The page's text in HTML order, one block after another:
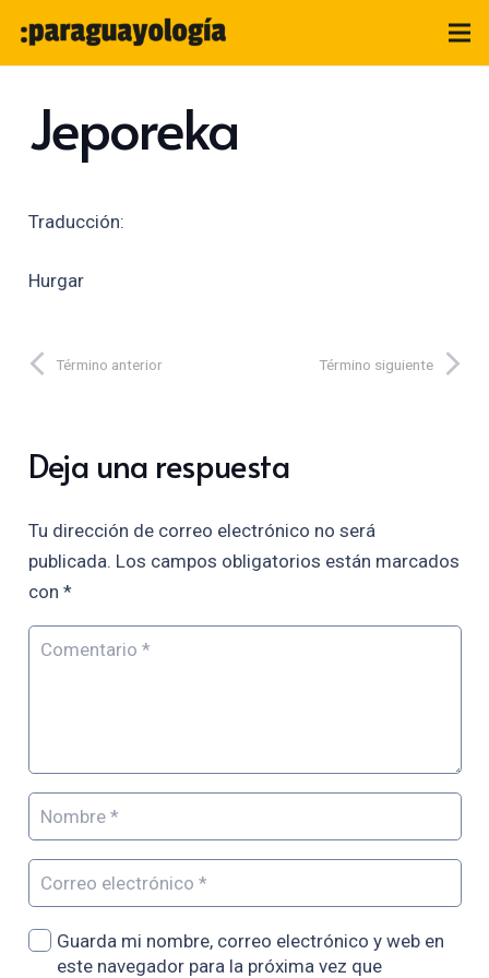
Jeporeka
Traducción:
Hurgar
Término anterior Término siguiente
Deja una respuesta
Tu dirección de correo electrónico no será
publicada. Los campos obligatorios están marcados
con *
Guarda mi nombre, correo electrónico y web en
este navegador para la próxima vez que